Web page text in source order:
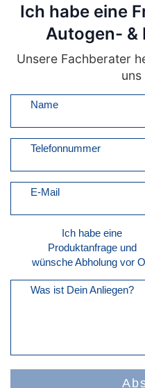
Ich habe eine
Autogen- &
Unsere Fachberater
uns
Name
Telefonnummer
E-Mail
Ich habe eine
Produktanfrage und
wünsche Abholung vor
Was ist Dein Anliegen?